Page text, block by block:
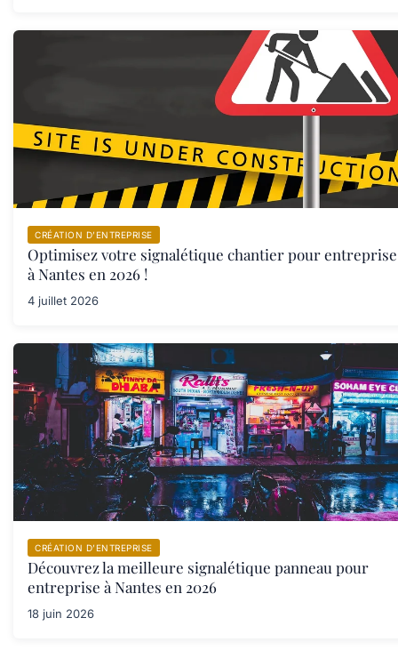
CRÉATION D’ENTREPRISE
Optimisez votre signalétique chantier pour entreprise
à Nantes en 2026 !
4 juillet 2026
CRÉATION D’ENTREPRISE
Découvrez la meilleure signalétique panneau pour
entreprise à Nantes en 2026
18 juin 2026